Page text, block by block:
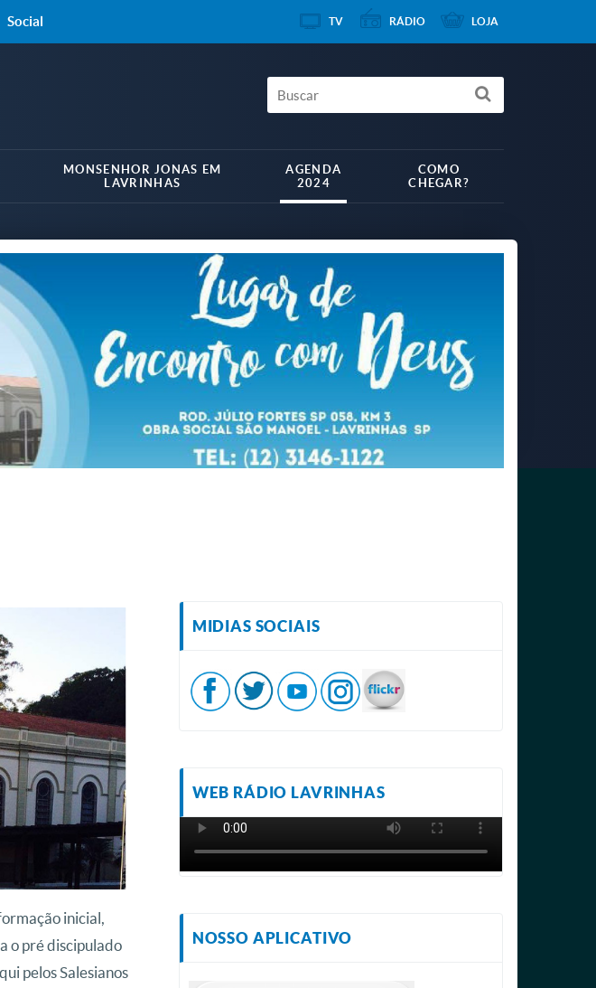
MONSENHOR JONAS EM
LAVRINHAS
AGENDA
2024
COMO
CHEGAR?
inicial,
o pré discipulado
pelos Salesianos
MIDIAS SOCIAIS
WEB RÁDIO LAVRINHAS
NOSSO APLICATIVO
Social TV RÁDIO LOJA